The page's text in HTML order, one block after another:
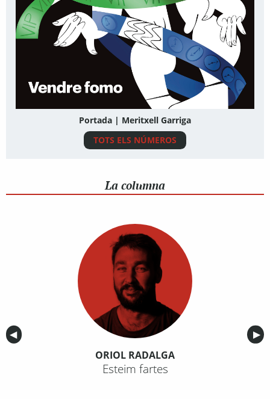
Portada | Meritxell Garriga
TOTS ELS NÚMEROS
La columna
Anterior
◀︎ ▶︎
ORIOL RADALGA
Esteim fartes